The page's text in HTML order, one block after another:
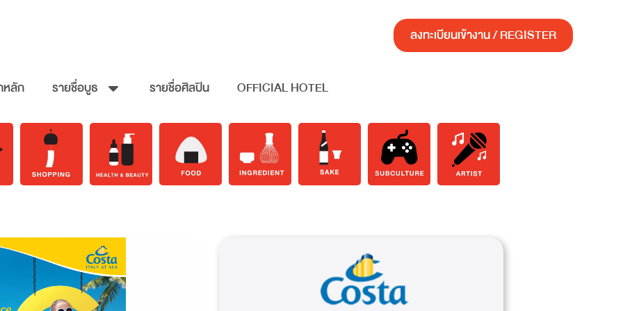
ลงทะเบียนเข้างาน / REGISTER
ลัก รายชื่อบูธ รายชื่อศิลปิน OFFICIAL HOTEL